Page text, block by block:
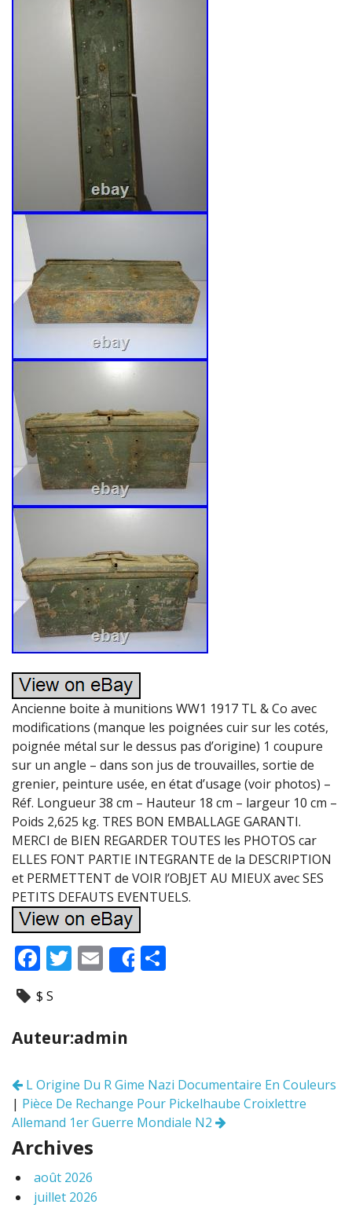
Ancienne boite à munitions WW1 1917 TL & Co avec
modifications (manque les poignées cuir sur les cotés,
poignée métal sur le dessus pas d’origine) 1 coupure
sur un angle – dans son jus de trouvailles, sortie de
grenier, peinture usée, en état d’usage (voir photos) –
Réf. Longueur 38 cm – Hauteur 18 cm – largeur 10 cm –
Poids 2,625 kg. TRES BON EMBALLAGE GARANTI.
MERCI de BIEN REGARDER TOUTES les PHOTOS car
ELLES FONT PARTIE INTEGRANTE de la DESCRIPTION
et PERMETTENT de VOIR l’OBJET AU MIEUX avec SES
PETITS DEFAUTS EVENTUELS.
F
ac
e
b
o
k
T
er
E
m
l
Share
$ S
Auteur:admin
Navigation
des
articles
L Origine Du R Gime Nazi Documentaire En Couleurs
| Pièce De Rechange Pour Pickelhaube Croixlettre
Allemand 1er Guerre Mondiale N2
Archives
août 2026
juillet 2026